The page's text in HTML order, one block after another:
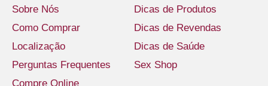
Sobre Nós
Como Comprar
Localização
Perguntas Frequentes
Compre Online
Dicas de Produtos
Dicas de Revendas
Dicas de Saúde
Sex Shop